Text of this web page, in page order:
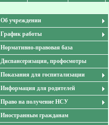
Об учреждении
График работы
Нормативно-правовая база
Диспансеризация, профосмотры
Показания для госпитализации
Информация для родителей
Право на получение НСУ
Иностранным гражданам